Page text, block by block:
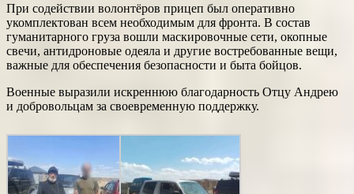
При содействии волонтёров прицеп был оперативно
укомплектован всем необходимым для фронта. В состав
гуманитарного груза вошли маскировочные сети, окопные
свечи, антидроновые одеяла и другие востребованные вещи,
важные для обеспечения безопасности и быта бойцов.
Военные выразили искреннюю благодарность Отцу Андрею
и добровольцам за своевременную поддержку.